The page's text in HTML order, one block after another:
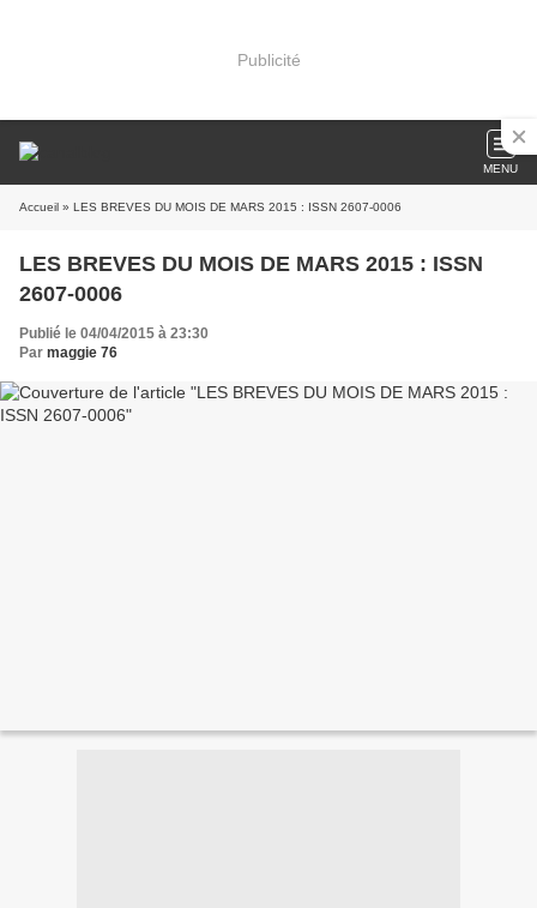
Publicité
MENU
Accueil » LES BREVES DU MOIS DE MARS 2015 : ISSN 2607-0006
LES BREVES DU MOIS DE MARS 2015 : ISSN
2607-0006
Publié le 04/04/2015 à 23:30
Par maggie 76